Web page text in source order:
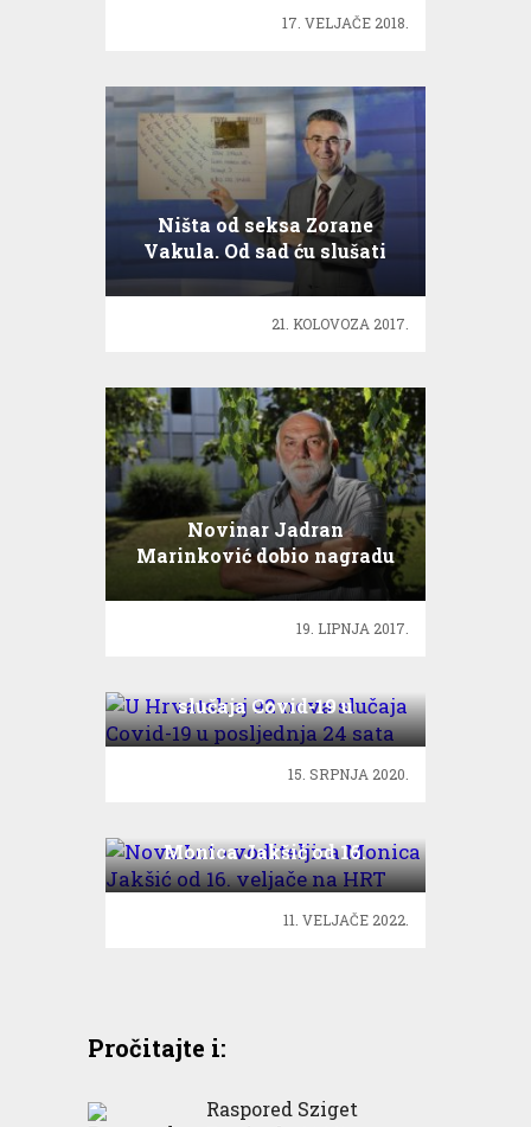
17. VELJAČE 2018.
Ništa od seksa Zorane
Vakula. Od sad ću slušati
Nikolu Vikića
21. KOLOVOZA 2017.
Novinar Jadran
Marinković dobio nagradu
za životno djelo
19. LIPNJA 2017.
slučaja Covid-19 u
posljednja 24 sata
15. SRPNJA 2020.
Monica Jakšić od 16.
veljače na HRT
11. VELJAČE 2022.
Pročitajte i:
Raspored Sziget